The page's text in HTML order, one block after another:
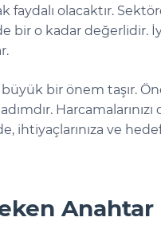
faydalı olacaktır.
bir o kadar değerlidir.
büyük bir önem taşır.
ihtiyaçlarınıza ve